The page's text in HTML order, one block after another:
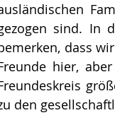
sind. In
dass
hier,
den